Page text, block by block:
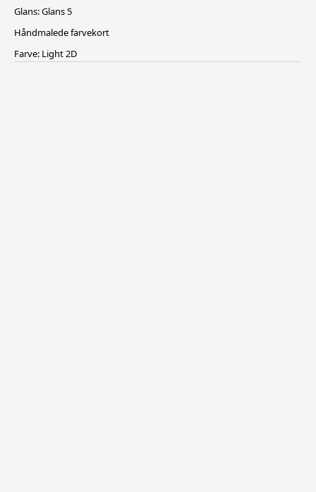
Glans: Glans 5
Håndmalede farvekort
Farve: Light 2D